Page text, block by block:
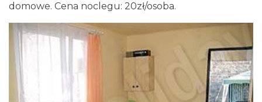
domowe. Cena noclegu: 20zł/osoba.